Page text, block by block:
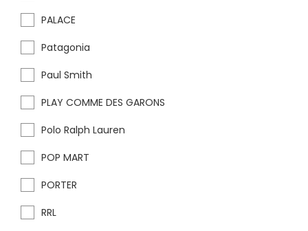
PALACE
Patagonia
Paul Smith
PLAY COMME DES GARONS
Polo Ralph Lauren
POP MART
PORTER
RRL